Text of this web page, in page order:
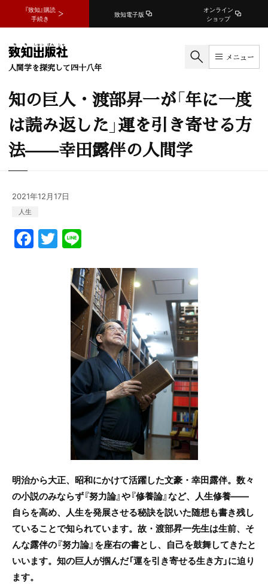
『致知』購読
手続き
致知電子版
オンライン
ショップ
人間学を探究して四十八年
メニュー
知の巨人・渡部昇一が「年に一度
は読み返した」運を引き寄せる方
法——幸田露伴の人間学
2021年12月17日
人生
F
a
T
w
itt
er
e
明治から大正、昭和にかけて活躍した文豪・幸田露伴。数々
の小説のみならず『努力論』や『修養論』など、人生修養――
自らを高め、人生を発展させる秘訣を説いた随想も書き残し
ていることで知られています。故・渡部昇一先生は生前、そ
んな露伴の『努力論』を座右の書とし、自己を鼓舞してきたと
いいます。知の巨人が掴んだ「運を引き寄せる生き方」に迫り
ます。